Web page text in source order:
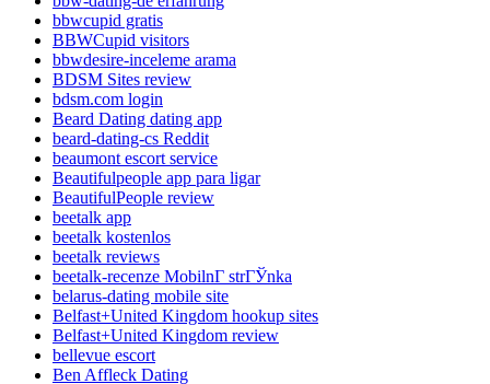
bbwcupid gratis
BBWCupid visitors
bbwdesire-inceleme arama
BDSM Sites review
bdsm.com login
Beard Dating dating app
beard-dating-cs Reddit
beaumont escort service
Beautifulpeople app para ligar
BeautifulPeople review
beetalk app
beetalk kostenlos
beetalk reviews
beetalk-recenze MobilnГ­ strГЎnka
belarus-dating mobile site
Belfast+United Kingdom hookup sites
Belfast+United Kingdom review
bellevue escort
Ben Affleck Dating